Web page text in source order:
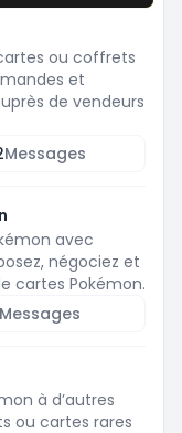
ou coffrets
et
de vendeurs
Messages
avec
négociez et
cartes Pokémon.
Messages
à d’autres
ou cartes rares